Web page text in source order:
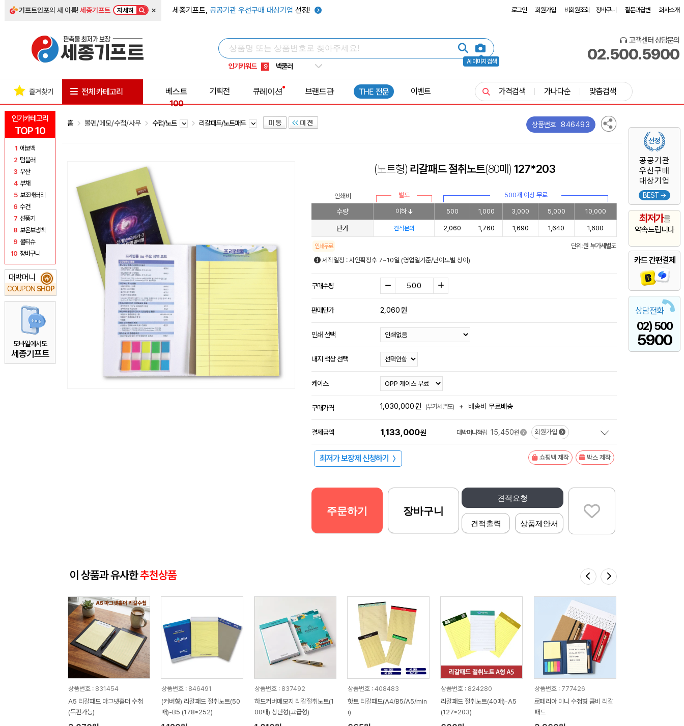
기프트인포의 새 이름!세종기프트 자세히 × 세종기프트, 공공기관 우선구매 대상기업 선정! 로그인 회원가입 비회원조회 장바구니 질문과답변 회사소개
AI 이미지 검색
인기키워드
6 우산
8 쿨토시
9 넥쿨러
10 타포린가방
고객센터 상담문의
02.500.5900
인기카테고리
TOP 10
1 에코백
2 텀블러
3 우산
4 부채
5 보조배터리
6 수건
7 선풍기
8 보온보냉백
9 물티슈
10 장바구니
대박머니
COUPON SHOP
₩
모바일에서도
세종기프트
공공기관
우선구매
대상기업
BEST →
최저가를
약속드립니다
카드 간편결제
상담전화
02) 500
5900
즐겨찾기 전체 카테고리
베스트
100
기획전 큐레이션 브랜드관 THE 전문 이벤트 가격검색 가나다순 맞춤검색
홈 볼펜/메모/수첩/사무 수첩/노트 리갈패드/노트패드 상품번호 846493
(노트형) 리갈패드 절취노트(80매) 127*203
인쇄비 별도 500개 이상 무료
수량 이하 500 1,000 3,000 5,000 10,000
단가 견적문의 2,060 1,760 1,690 1,640 1,600
인쇄무료
단위: 원 부가세별도
제작일정 : 시안확정후 7~10일 (영업일기준/난이도별 상이)
구매수량
판매단가 2,060원
인쇄 선택
내지 색상 선택
케이스
구매가격 1,030,000원 (부가세별도) + 배송비 무료배송
결제금액 1,133,000원 대박머니적립 15,450원 회원가입
최저가 보장제 신청하기 〉 쇼핑백 제작 박스 제작
견적요청
견적출력 상품제안서
주문하기 장바구니
이 상품과 유사한추천상품
상품번호 : 831454
A5 리갈패드 마그넷홀더 수첩
(독판가능)
상품번호 : 846491
(커버형) 리갈패드 절취노트(50
매)-B5 (178*252)
상품번호 : 837492
하드커버메모지 리갈절취노트(1
00매) 상단형(고급형)
상품번호 : 408483
핫트 리갈패드(A4/B5/A5/min
i)
상품번호 : 824280
리갈패드 절취노트(40매)-A5
(127*203)
상품번호 : 777426
로페리아 미니 수첩형 콤비 리갈
패드